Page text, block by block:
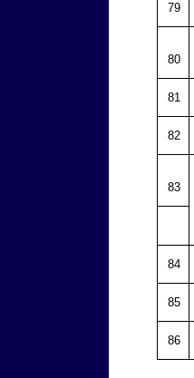
79
80
81
82
83
84
85
86